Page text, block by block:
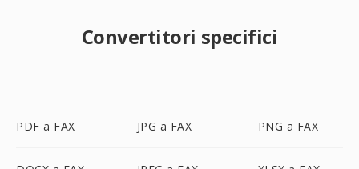
Convertitori specifici
PDF a FAX JPG a FAX PNG a FAX